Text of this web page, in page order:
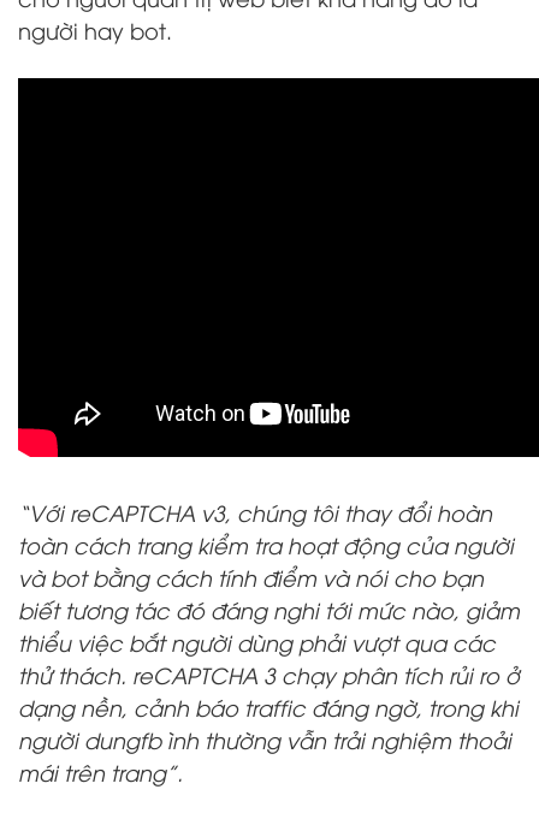
người hay bot.
“Với reCAPTCHA v3, chúng tôi thay đổi hoàn
toàn cách trang kiểm tra hoạt động của người
và bot bằng cách tính điểm và nói cho bạn
biết tương tác đó đáng nghi tới mức nào, giảm
thiểu việc bắt người dùng phải vượt qua các
thử thách. reCAPTCHA 3 chạy phân tích rủi ro ở
dạng nền, cảnh báo traffic đáng ngờ, trong khi
người dungfb ình thường vẫn trải nghiệm thoải
mái trên trang”.